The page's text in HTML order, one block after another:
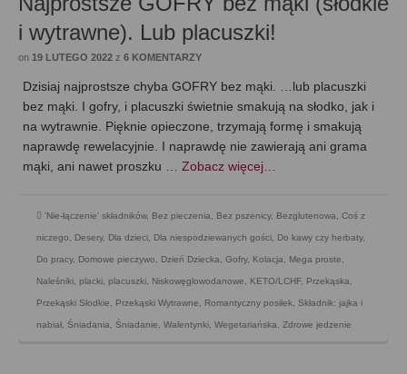
i wytrawne). Lub placuszki!
on 19 LUTEGO 2022 z 6 KOMENTARZY
Dzisiaj najprostsze chyba GOFRY bez mąki. …lub placuszki
bez mąki. I gofry, i placuszki świetnie smakują na słodko, jak i
na wytrawnie. Pięknie opieczone, trzymają formę i smakują
naprawdę rewelacyjnie. I naprawdę nie zawierają ani grama
mąki, ani nawet proszku … Zobacz więcej…
'Nie-łączenie' składników, Bez pieczenia Bez pszenicy, Bezglutenowa Coś z
niczego Desery, Dla dzieci Dla niespodziewanych gości Do kawy czy herbaty,
Do pracy, Domowe pieczywo Dzień Dziecka Gofry, Kolacja Mega proste
Naleśniki, placki, placuszki Niskowęglowodanowe, KETO/LCHF, Przekąska
Przekąski Słodkie Przekąski Wytrawne Romantyczny posiłek Składnik: jajka i
nabiał Śniadania Śniadanie Walentynki Wegetariańska Zdrowe jedzenie